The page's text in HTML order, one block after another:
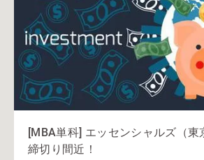
[MBA単科] エッセンシャルズ（東
締切り間近！